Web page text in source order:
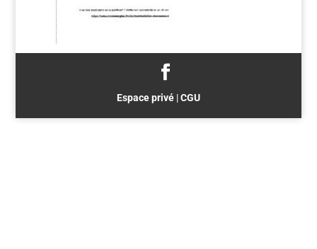
Espace privé|CGU